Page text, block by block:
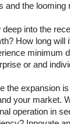
and the looming
deep into the
How long will
minimum
or and
the expansion
your market.
operation in